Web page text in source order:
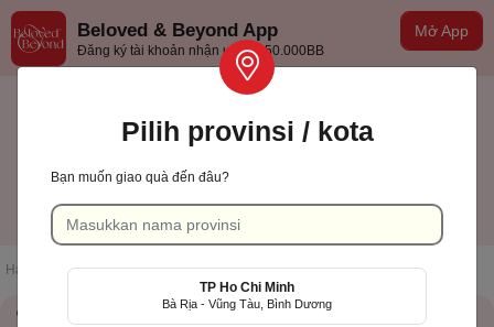
Mở App
Beloved & Beyond App
Đăng ký tài khoản nhận ưu đãi 50.000BB
TP Hồ Chí Minh
Halaman muka / Daftar toko / Bếp Hai Chị Em
QR Code
Pilih provinsi / kota
Bạn muốn giao quà đến đâu?
TP Ho Chi Minh
Bà Rịa - Vũng Tàu, Bình Dương